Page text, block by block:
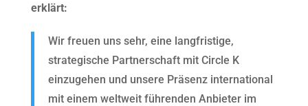
erklärt:
Wir freuen uns sehr, eine langfristige,
strategische Partnerschaft mit Circle K
einzugehen und unsere Präsenz international
mit einem weltweit führenden Anbieter im